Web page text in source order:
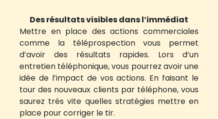
Des résultats visibles dans l’immédiat
Mettre en place des actions commerciales
comme la téléprospection vous permet
d’avoir des résultats rapides. Lors d’un
entretien téléphonique, vous pourrez avoir une
idée de l’impact de vos actions. En faisant le
tour des nouveaux clients par téléphone, vous
saurez très vite quelles stratégies mettre en
place pour corriger le tir.